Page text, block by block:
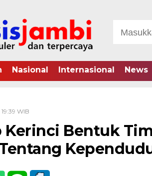
Nasional Internasional News
WIB
Kerinci Bentuk